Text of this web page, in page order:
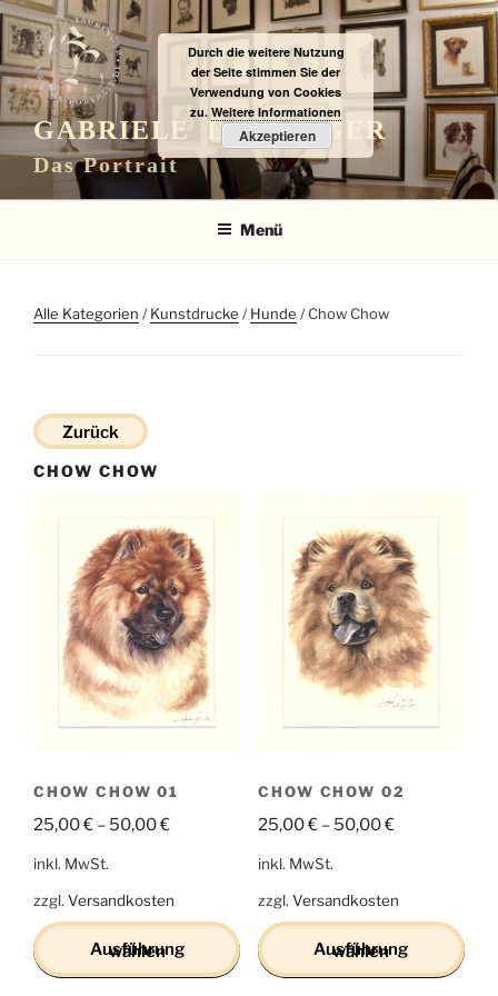
Zum
Inhalt
springen
GABRIELE LAUBINGER
Das Portrait
Menü
Alle Kategorien /Kunstdrucke /Hunde / Chow Chow
Zurück
CHOW CHOW
CHOW CHOW 01
25,00€ – 50,00€
inkl. MwSt.
zzgl. Versandkosten
Ausführung wählen
CHOW CHOW 02
25,00€– 50,00€
inkl. MwSt.
zzgl. Versandkosten
Ausführung wählen
Durch die weitere Nutzung
der Seite stimmen Sie der
Verwendung von Cookies
zu. Weitere Informationen
Akzeptieren